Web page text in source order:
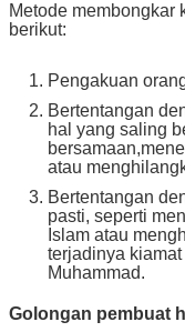
Metode membongkar
berikut:
Pengakuan
Bertentangan
hal yang saling
atau
Bertentangan
pasti, seperti
Islam atau
terjadinya
Muhammad.
Golongan pembuat